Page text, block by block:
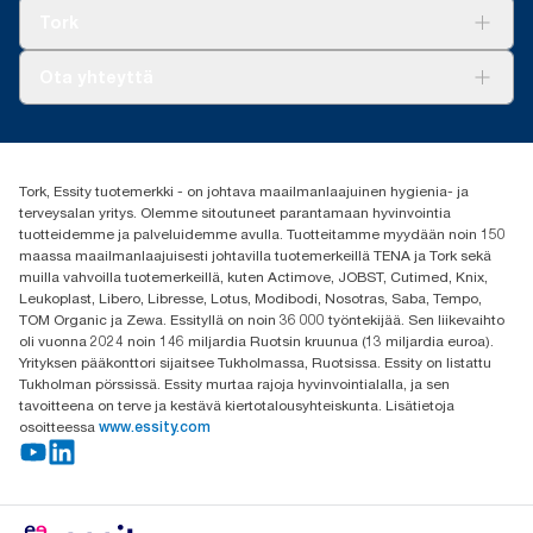
(+358) 9 5068 8222
Oy Essity Finland Ab
Revontulenkuja 1
02100 Espoo
Tork, Essity tuotemerkki - on johtava maailmanlaajuinen hygienia- ja
terveysalan yritys. Olemme sitoutuneet parantamaan hyvinvointia
tuotteidemme ja palveluidemme avulla. Tuotteitamme myydään noin 150
maassa maailmanlaajuisesti johtavilla tuotemerkeillä TENA ja Tork sekä
muilla vahvoilla tuotemerkeillä, kuten Actimove, JOBST, Cutimed, Knix,
Leukoplast, Libero, Libresse, Lotus, Modibodi, Nosotras, Saba, Tempo,
TOM Organic ja Zewa. Essityllä on noin 36 000 työntekijää. Sen liikevaihto
oli vuonna 2024 noin 146 miljardia Ruotsin kruunua (13 miljardia euroa).
Yrityksen pääkonttori sijaitsee Tukholmassa, Ruotsissa. Essity on listattu
Tukholman pörssissä. Essity murtaa rajoja hyvinvointialalla, ja sen
tavoitteena on terve ja kestävä kiertotalousyhteiskunta. Lisätietoja
osoitteessa www.essity.com